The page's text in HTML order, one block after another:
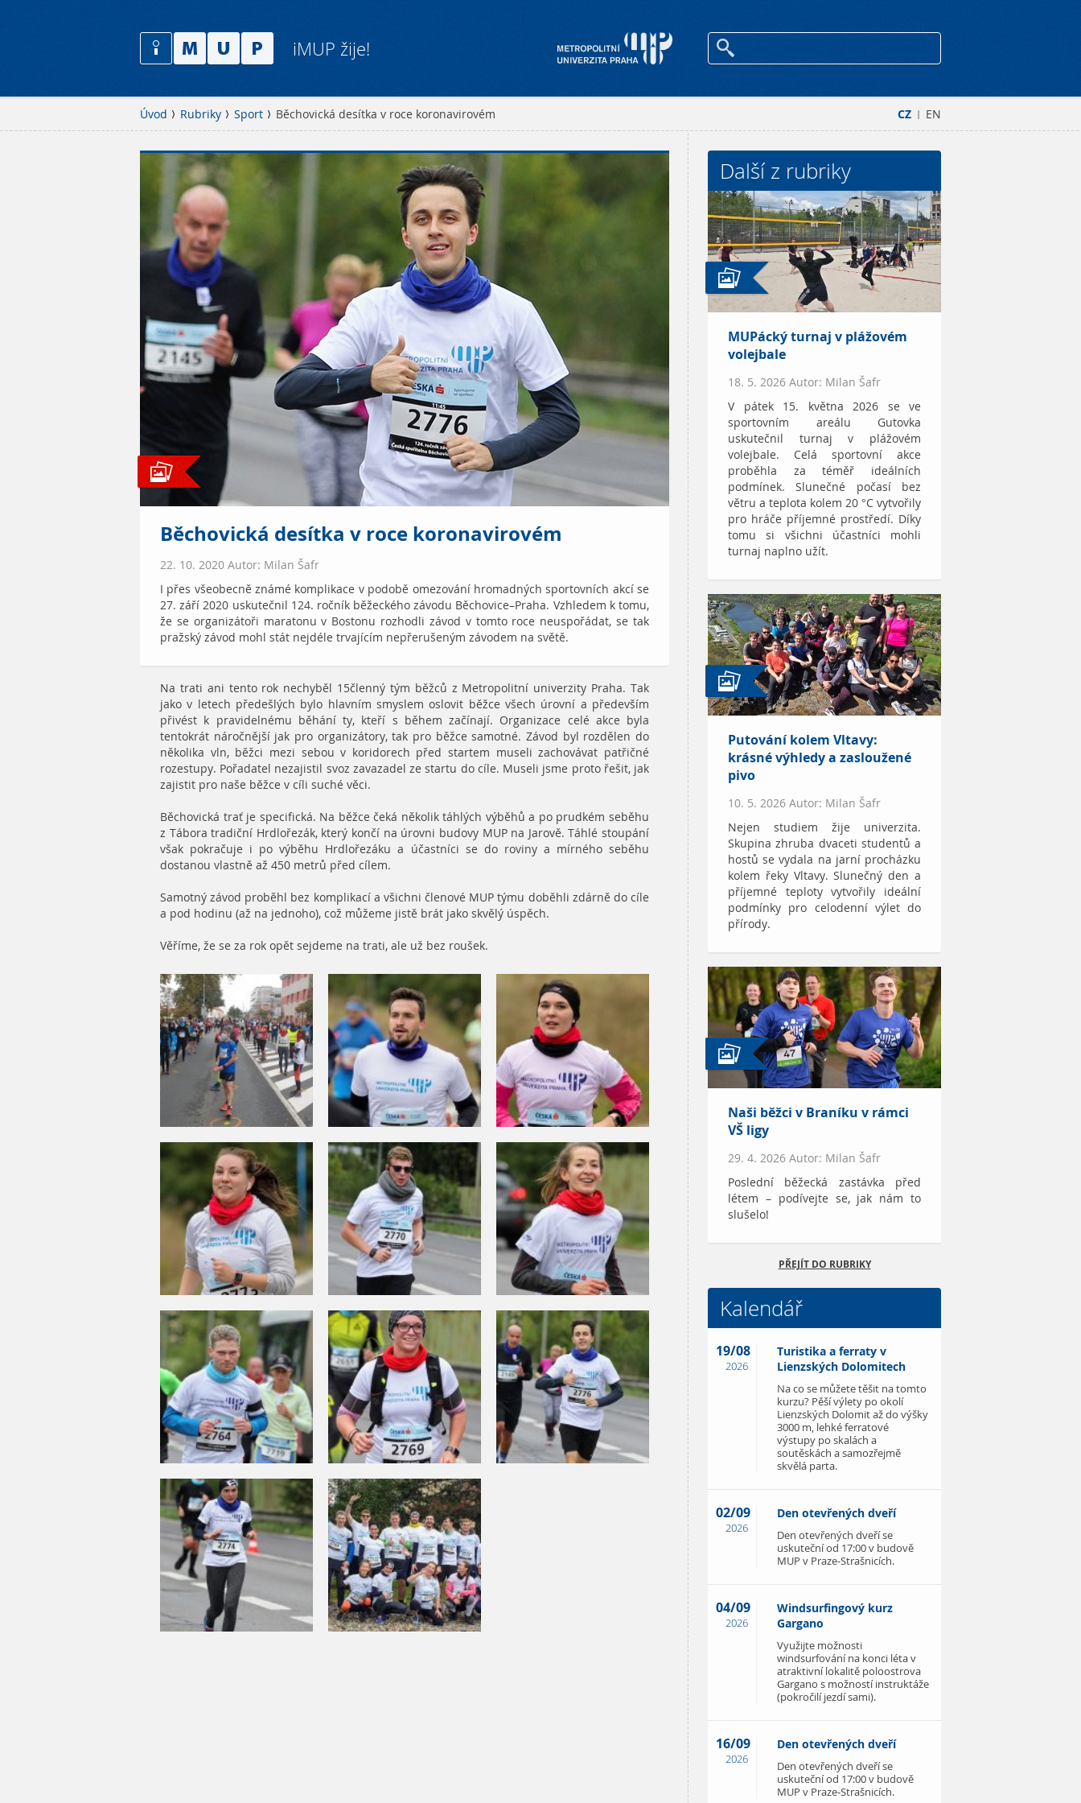
iMUP žije!
CZ | EN
Úvod Rubriky Sport Běchovická desítka v roce koronavirovém
Běchovická desítka v roce koronavirovém
22. 10. 2020 Autor: Milan Šafr
I přes všeobecně známé komplikace v podobě omezování hromadných sportovních akcí se
27. září 2020 uskutečnil 124. ročník běžeckého závodu Běchovice–Praha. Vzhledem k tomu,
že se organizátoři maratonu v Bostonu rozhodli závod v tomto roce neuspořádat, se tak
pražský závod mohl stát nejdéle trvajícím nepřerušeným závodem na světě.
Na trati ani tento rok nechyběl 15členný tým běžců z Metropolitní univerzity Praha. Tak
jako v letech předešlých bylo hlavním smyslem oslovit běžce všech úrovní a především
přivést k pravidelnému běhání ty, kteří s během začínají. Organizace celé akce byla
tentokrát náročnější jak pro organizátory, tak pro běžce samotné. Závod byl rozdělen do
několika vln, běžci mezi sebou v koridorech před startem museli zachovávat patřičné
rozestupy. Pořadatel nezajistil svoz zavazadel ze startu do cíle. Museli jsme proto řešit, jak
zajistit pro naše běžce v cíli suché věci.
Běchovická trať je specifická. Na běžce čeká několik táhlých výběhů a po prudkém seběhu
z Tábora tradiční Hrdlořezák, který končí na úrovni budovy MUP na Jarově. Táhlé stoupání
však pokračuje i po výběhu Hrdlořezáku a účastníci se do roviny a mírného seběhu
dostanou vlastně až 450 metrů před cílem.
Samotný závod proběhl bez komplikací a všichni členové MUP týmu doběhli zdárně do cíle
a pod hodinu (až na jednoho), což můžeme jistě brát jako skvělý úspěch.
Věříme, že se za rok opět sejdeme na trati, ale už bez roušek.
Další z rubriky
MUPácký turnaj v plážovém
volejbale
18. 5. 2026 Autor: Milan Šafr
V pátek 15. května 2026 se ve
sportovním areálu Gutovka
uskutečnil turnaj v plážovém
volejbale. Celá sportovní akce
proběhla za téměř ideálních
podmínek. Slunečné počasí bez
větru a teplota kolem 20 °C vytvořily
pro hráče příjemné prostředí. Díky
tomu si všichni účastníci mohli
turnaj naplno užít.
Putování kolem Vltavy:
krásné výhledy a zasloužené
pivo
10. 5. 2026 Autor: Milan Šafr
Nejen studiem žije univerzita.
Skupina zhruba dvaceti studentů a
hostů se vydala na jarní procházku
kolem řeky Vltavy. Slunečný den a
příjemné teploty vytvořily ideální
podmínky pro celodenní výlet do
přírody.
Naši běžci v Braníku v rámci
VŠ ligy
29. 4. 2026 Autor: Milan Šafr
Poslední běžecká zastávka před
létem – podívejte se, jak nám to
slušelo!
PŘEJÍT DO RUBRIKY
Kalendář
19/08
2026
Turistika a ferraty v
Lienzských Dolomitech
Na co se můžete těšit na tomto
kurzu? Pěší výlety po okolí
Lienzských Dolomit až do výšky
3000 m, lehké ferratové
výstupy po skalách a
soutěskách a samozřejmě
skvělá parta.
02/09
2026
Den otevřených dveří
Den otevřených dveří se
uskuteční od 17:00 v budově
MUP v Praze-Strašnicích.
04/09
2026
Windsurfingový kurz
Gargano
Využijte možnosti
windsurfování na konci léta v
atraktivní lokalitě poloostrova
Gargano s možností instruktáže
(pokročilí jezdí sami).
16/09
2026
Den otevřených dveří
Den otevřených dveří se
uskuteční od 17:00 v budově
MUP v Praze-Strašnicích.